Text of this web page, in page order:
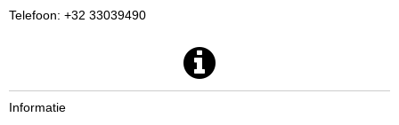
Telefoon: +32 33039490
Informatie